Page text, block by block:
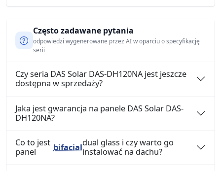
Często zadawane pytania
odpowiedzi wygenerowane przez AI w oparciu o specyfikację
serii
Czy seria DAS Solar DAS-DH120NA jest jeszcze
dostępna w sprzedaży?
Jaka jest gwarancja na panele DAS Solar DAS-
DH120NA?
Co to jest
panel
bifacialdual glass i czy warto go
instalować na dachu?